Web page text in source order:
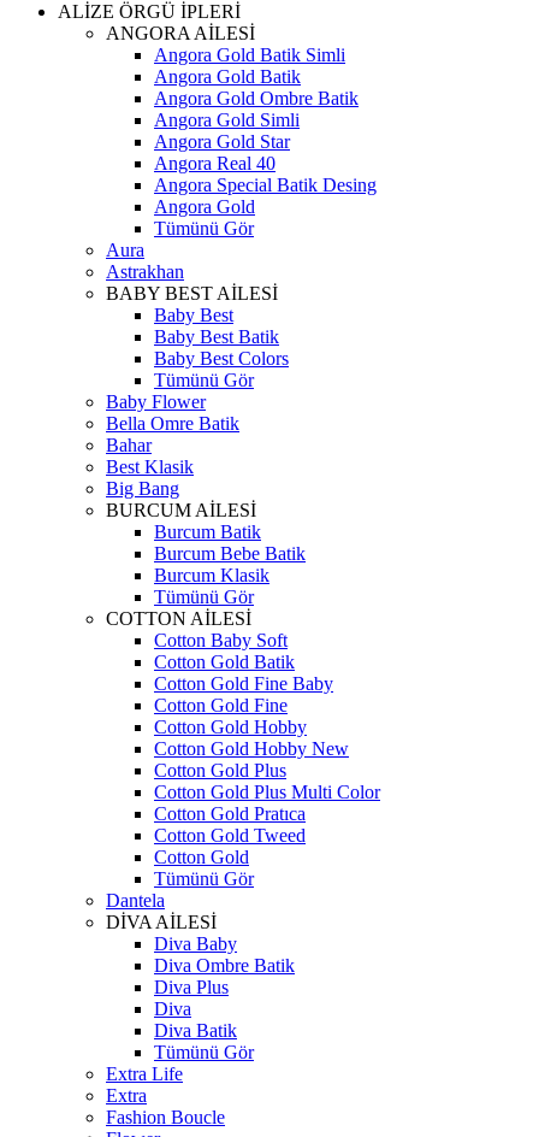
ALİZE ÖRGÜ İPLERİ
ANGORA AİLESİ
Angora Gold Batik Simli
Angora Gold Batik
Angora Gold Ombre Batik
Angora Gold Simli
Angora Gold Star
Angora Real 40
Angora Special Batik Desing
Angora Gold
Tümünü Gör
Aura
Astrakhan
BABY BEST AİLESİ
Baby Best
Baby Best Batik
Baby Best Colors
Tümünü Gör
Baby Flower
Bella Omre Batik
Bahar
Best Klasik
Big Bang
BURCUM AİLESİ
Burcum Batik
Burcum Bebe Batik
Burcum Klasik
Tümünü Gör
COTTON AİLESİ
Cotton Baby Soft
Cotton Gold Batik
Cotton Gold Fine Baby
Cotton Gold Fine
Cotton Gold Hobby
Cotton Gold Hobby New
Cotton Gold Plus
Cotton Gold Plus Multi Color
Cotton Gold Pratıca
Cotton Gold Tweed
Cotton Gold
Tümünü Gör
Dantela
DİVA AİLESİ
Diva Baby
Diva Ombre Batik
Diva Plus
Diva
Diva Batik
Tümünü Gör
Extra Life
Extra
Fashion Boucle